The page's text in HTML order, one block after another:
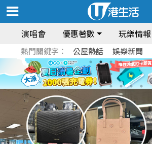
演唱會 優惠著數 玩樂情報
熱門關鍵字： 公屋熱話 娛樂新聞